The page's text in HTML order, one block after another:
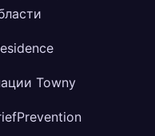
Towny